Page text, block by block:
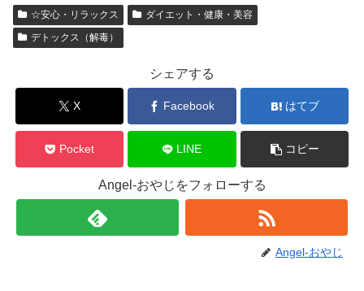
☆安心・リラックス
ダイエット・健康・美容
デトックス（解毒）
シェアする
X Facebook はてブ
Pocket LINE コピー
Angel-おやじをフォローする
Angel-おやじ